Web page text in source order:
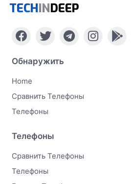
TECHINDEEP
Обнаружить
Home
Сравнить Телефоны
Телефоны
Телефоны
Сравнить Телефоны
Телефоны